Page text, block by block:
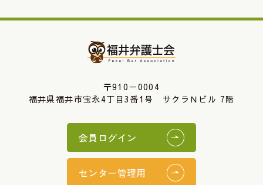
〒910－0004
福井県福井市宝永4丁目3番1号 サクラＮビル 7階
会員ログイン
センター管理用